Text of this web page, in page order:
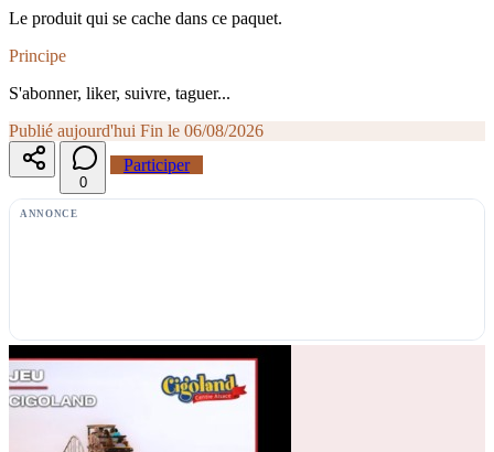
Le produit qui se cache dans ce paquet.
Principe
S'abonner, liker, suivre, taguer...
Publié aujourd'hui Fin le 06/08/2026
0
Participer
ANNONCE